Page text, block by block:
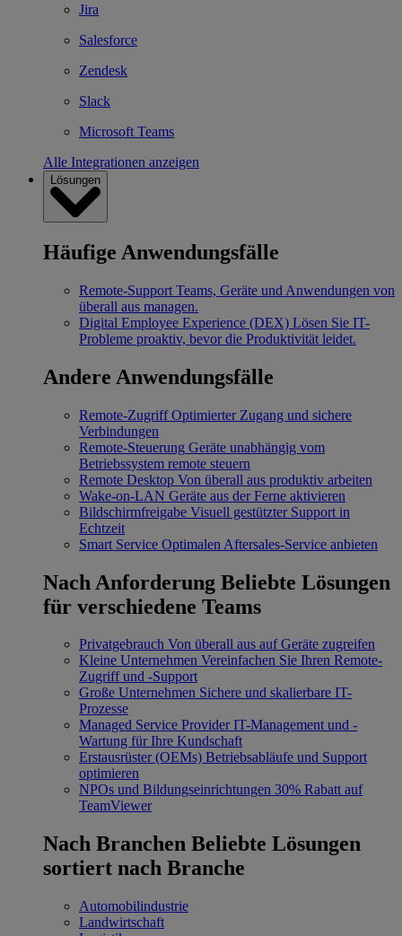
Jira
Salesforce
Zendesk
Slack
Microsoft Teams
Alle Integrationen anzeigen
Lösungen
Häufige Anwendungsfälle
Remote-Support Teams, Geräte und Anwendungen von
überall aus managen.
Digital Employee Experience (DEX) Lösen Sie IT-
Probleme proaktiv, bevor die Produktivität leidet.
Andere Anwendungsfälle
Remote-Zugriff Optimierter Zugang und sichere
Verbindungen
Remote-Steuerung Geräte unabhängig vom
Betriebssystem remote steuern
Remote Desktop Von überall aus produktiv arbeiten
Wake-on-LAN Geräte aus der Ferne aktivieren
Bildschirmfreigabe Visuell gestützter Support in
Echtzeit
Smart Service Optimalen Aftersales-Service anbieten
Nach Anforderung Beliebte Lösungen
für verschiedene Teams
Privatgebrauch Von überall aus auf Geräte zugreifen
Kleine Unternehmen Vereinfachen Sie Ihren Remote-
Zugriff und -Support
Große Unternehmen Sichere und skalierbare IT-
Prozesse
Managed Service Provider IT-Management und -
Wartung für Ihre Kundschaft
Erstausrüster (OEMs) Betriebsabläufe und Support
optimieren
NPOs und Bildungseinrichtungen 30% Rabatt auf
TeamViewer
Nach Branchen Beliebte Lösungen
sortiert nach Branche
Automobilindustrie
Landwirtschaft